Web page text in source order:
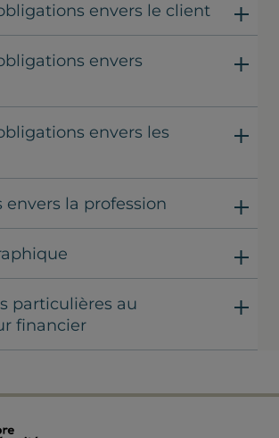
envers le client
envers
envers les
envers la profession
particulières au
financier